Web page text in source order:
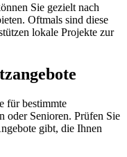
Sie gezielt nach
Oftmals sind diese
lokale Projekte zur
für bestimmte
oder Senioren. Prüfen Sie
gibt, die Ihnen